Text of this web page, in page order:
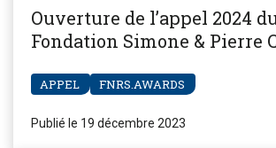
Ouverture de l’appel 2024
Fondation Simone & Pierre
APPEL FNRS.AWARDS
Publié le 19 décembre 2023